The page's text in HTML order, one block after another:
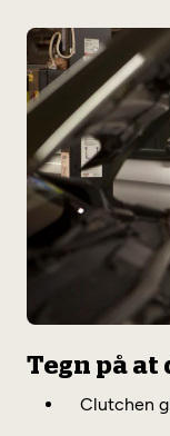
Tegn på
Clutchen